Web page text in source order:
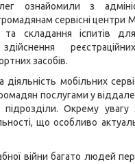
ознайомили з
сервісні центри
складання іспитів
засобів.
мобільних
послугами у
підрозділи. Окрему
що особливо
війни багато людей